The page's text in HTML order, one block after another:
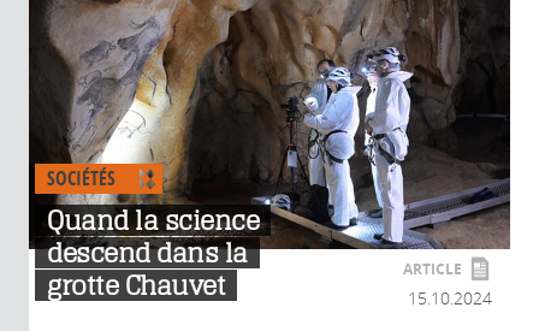
SOCIÉTÉS
Quand la science
descend dans la
grotte Chauvet
ARTICLE
15.10.2024